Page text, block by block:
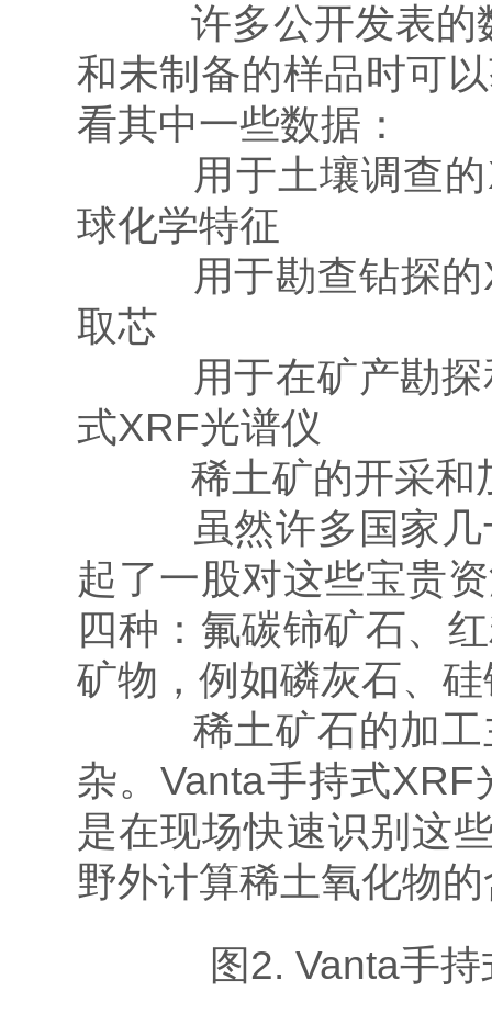
许多公开发表的数
和未制备的样品时可
看其中一些数据：
用于土壤调查的X
球化学特征
用于勘查钻探的X
取芯
用于在矿产勘探
式XRF光谱仪
稀土矿的开采和
虽然许多国家几
起了一股对这些宝贵
四种：氟碳铈矿石、
矿物，例如磷灰石、
稀土矿石的加工
杂。Vanta手持式
是在现场快速识别这
野外计算稀土氧化物
图2. Vanta手持